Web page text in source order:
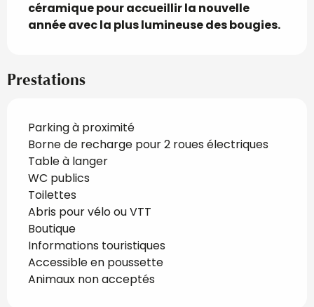
céramique pour accueillir la nouvelle
année avec la plus lumineuse des bougies.
Prestations
Parking à proximité
Borne de recharge pour 2 roues électriques
Table à langer
WC publics
Toilettes
Abris pour vélo ou VTT
Boutique
Informations touristiques
Accessible en poussette
Animaux non acceptés